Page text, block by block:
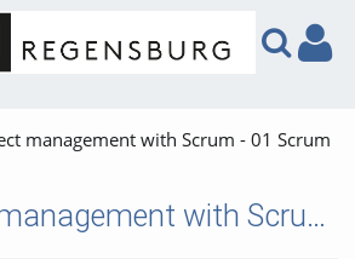
management with Scrum - 01 Scrum
Agile project management with Scrum - 01 Scrum Überblick.